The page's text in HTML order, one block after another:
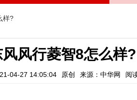
样?
风风行菱智8怎么样?
04-27 14:05:04 原创 来源：中华网 阅